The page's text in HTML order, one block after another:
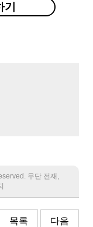
무단 전재,
목록 다음